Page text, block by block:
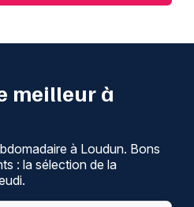
meilleur à
à Loudun. Bons
: la sélection de la